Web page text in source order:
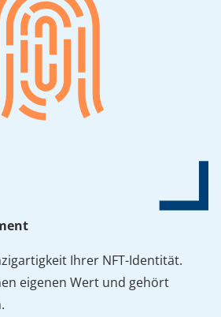
Ihrer NFT-Identität.
eigenen Wert und gehört